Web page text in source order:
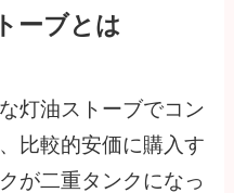
ーブとは
灯油ストーブでコン
比較的安価に購入す
が二重タンクになっ